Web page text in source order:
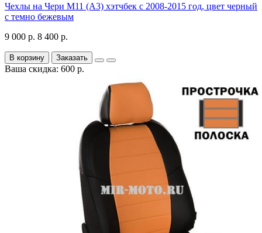
Чехлы на Чери М11 (А3) хэтчбек с 2008-2015 год, цвет черный
с темно бежевым
9 000 р. 8 400 р.
В корзину Заказать
Ваша скидка: 600 р.